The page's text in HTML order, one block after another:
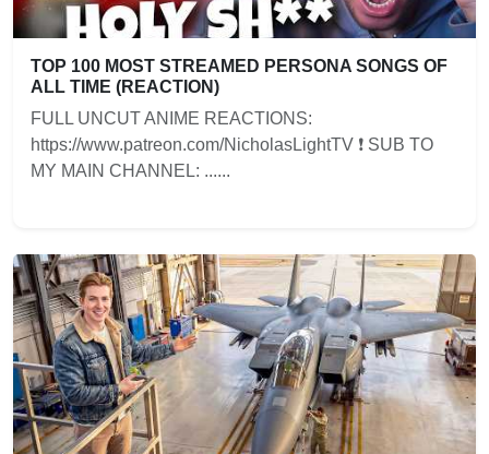
TOP 100 MOST STREAMED PERSONA SONGS OF
ALL TIME (REACTION)
FULL UNCUT ANIME REACTIONS:
https://www.patreon.com/NicholasLightTV ❗ SUB TO
MY MAIN CHANNEL: ......